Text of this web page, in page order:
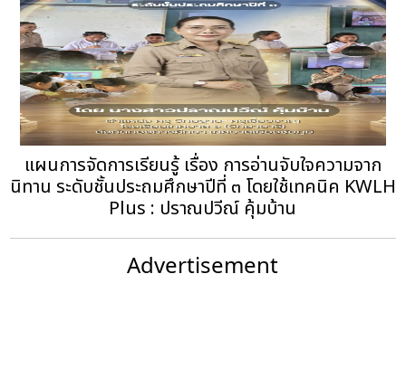
แผนการจัดการเรียนรู้ เรื่อง การอ่านจับใจความจาก
นิทาน ระดับชั้นประถมศึกษาปีที่ ๓ โดยใช้เทคนิค KWLH
Plus : ปราณปวีณ์ คุ้มบ้าน
Advertisement